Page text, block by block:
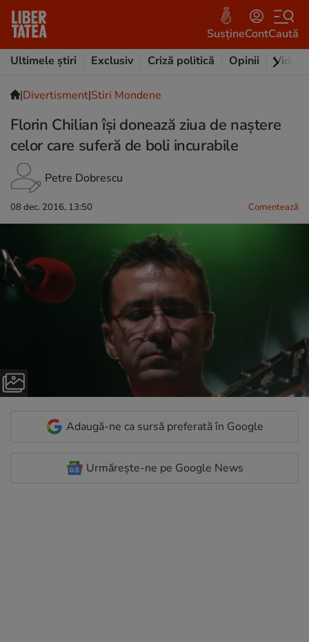
SusțineContCaută
Ultimele știri
Exclusiv Criză politică Opinii Video
|Divertisment|Stiri Mondene
Florin Chilian își donează ziua de naștere
celor care suferă de boli incurabile
Petre Dobrescu
08 dec. 2016, 13:50 Comentează
Adaugă-ne ca sursă preferată în Google
Urmărește-ne pe Google News